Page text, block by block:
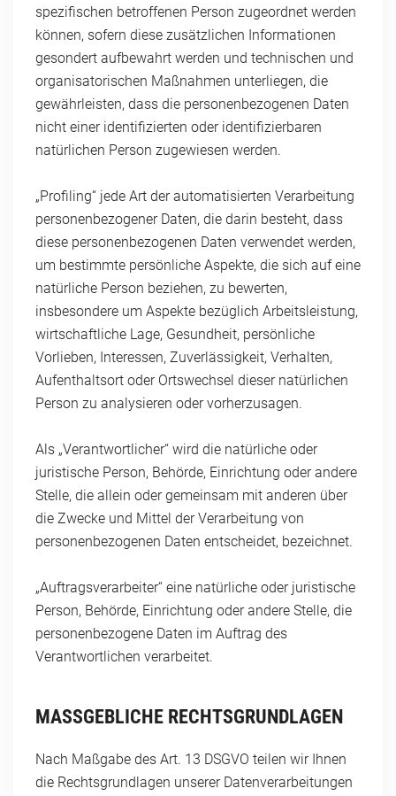
spezifischen betroffenen Person zugeordnet werden
können, sofern diese zusätzlichen Informationen
gesondert aufbewahrt werden und technischen und
organisatorischen Maßnahmen unterliegen, die
gewährleisten, dass die personenbezogenen Daten
nicht einer identifizierten oder identifizierbaren
natürlichen Person zugewiesen werden.
„Profiling“ jede Art der automatisierten Verarbeitung
personenbezogener Daten, die darin besteht, dass
diese personenbezogenen Daten verwendet werden,
um bestimmte persönliche Aspekte, die sich auf eine
natürliche Person beziehen, zu bewerten,
insbesondere um Aspekte bezüglich Arbeitsleistung,
wirtschaftliche Lage, Gesundheit, persönliche
Vorlieben, Interessen, Zuverlässigkeit, Verhalten,
Aufenthaltsort oder Ortswechsel dieser natürlichen
Person zu analysieren oder vorherzusagen.
Als „Verantwortlicher“ wird die natürliche oder
juristische Person, Behörde, Einrichtung oder andere
Stelle, die allein oder gemeinsam mit anderen über
die Zwecke und Mittel der Verarbeitung von
personenbezogenen Daten entscheidet, bezeichnet.
„Auftragsverarbeiter“ eine natürliche oder juristische
Person, Behörde, Einrichtung oder andere Stelle, die
personenbezogene Daten im Auftrag des
Verantwortlichen verarbeitet.
MASSGEBLICHE RECHTSGRUNDLAGEN
Nach Maßgabe des Art. 13 DSGVO teilen wir Ihnen
die Rechtsgrundlagen unserer Datenverarbeitungen